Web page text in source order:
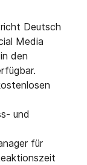
Deutsch
Media
den
und
für